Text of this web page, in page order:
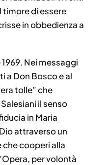
timore di essere
in obbedienza a
Nei messaggi
a Don Bosco e al
tolle” che
il senso
in Maria
attraverso un
cooperi alla
per volontà